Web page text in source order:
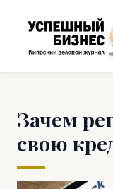
Зачем
свою